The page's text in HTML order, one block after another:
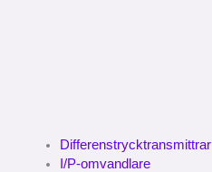
Differenstrycktransmittrar
I/P-omvandlare